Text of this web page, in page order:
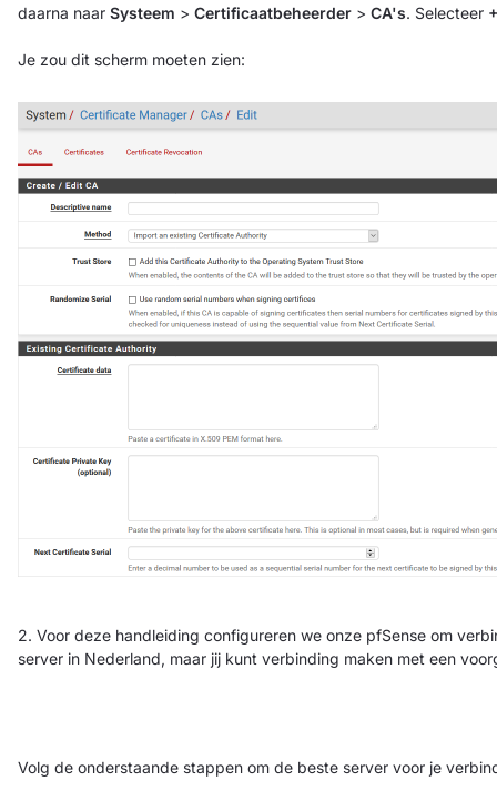
daarna naar Systeem > Certificaatbeheerder > CA's. Selecteer
Je zou dit scherm moeten zien:
2. Voor deze handleiding configureren we onze pfSense om
server in Nederland, maar jij kunt verbinding maken met een
Volg de onderstaande stappen om de beste server voor je